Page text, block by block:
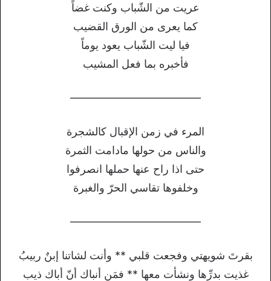
عريت من الشّباب وكنت غضاً
كما يعرى من الورق القضيب
فيا ليت الشّباب يعود يوماً
فأخبره بما فعل المشيب
————————————
المرء في زمن الإقبال كالشجرة
والناس من حولها مادامت الثمرة
حتى اذا راح عنها حملها انصرفوا
وخلفوها تقاسي الحرّ والغبرة
————————————
بقرتَ شويهتي وفجعت قلبي ** وأنت لشاتنا إبنٌ ربيبُ
غذيت بدرِّها ونشأت معها ** فمَن أنباك أنّ أباك ذيب